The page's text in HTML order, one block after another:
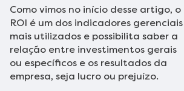
Como vimos no início desse artigo, o
ROI é um dos indicadores gerenciais
mais utilizados e possibilita saber a
relação entre investimentos gerais
ou específicos e os resultados da
empresa, seja lucro ou prejuízo.